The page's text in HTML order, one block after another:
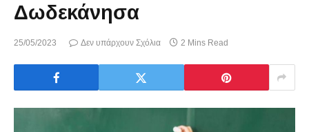
Δωδεκάνησα
25/05/2023 Δεν υπάρχουν Σχόλια 2 Mins Read